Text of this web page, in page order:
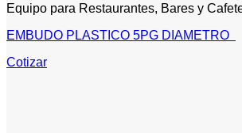
Equipo para Restaurantes, Bares y
EMBUDO PLASTICO 5PG DIAMETRO
Cotizar